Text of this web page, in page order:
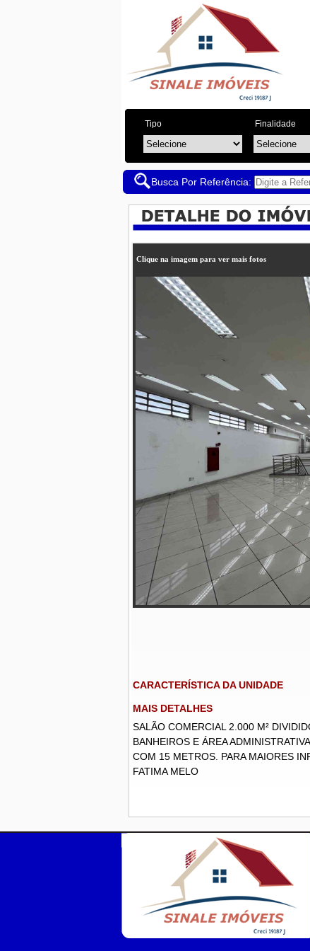
Tipo Finalidade
Busca Por Referência:
Clique na imagem para ver mais fotos
CARACTERÍSTICA DA UNIDADE
MAIS DETALHES
SALÃO COMERCIAL 2.000 M²
BANHEIROS E ÁREA
COM 15 METROS. PARA MAIORES
FATIMA MELO